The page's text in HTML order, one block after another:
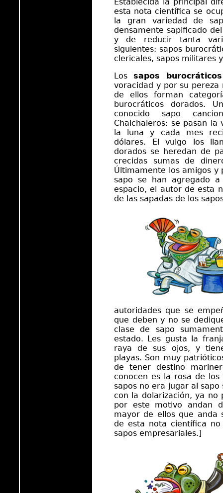
esta nota científica se
la gran variedad de
densamente sapificado
y de reducir tanta
siguientes: sapos
clericales, sapos militares
Lossapos burocráticos
voracidad y por su pereza
de ellos forman
burocráticos dorados.
conocido sapo
Chalchaleros: se pasan
la luna y cada mes
dólares. El vulgo los
dorados se heredan de
crecidas sumas de
Últimamente los amigos
sapo se han agregado
espacio, el autor de esta
de las sapadas de los
autoridades que se
que deben y no se
clase de sapo
estado. Les gusta la
raya de sus ojos, y
playas. Son muy
de tener destino
conocen es la rosa de
sapos no era jugar al
con la dolarización, ya no
por este motivo andan
mayor de ellos que anda
de esta nota científica
sapos empresariales.]